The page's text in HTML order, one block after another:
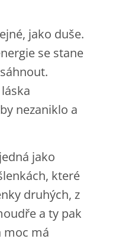
jako duše.
se stane
nezaniklo a
jako
které
druhých, z
a ty pak
moc má